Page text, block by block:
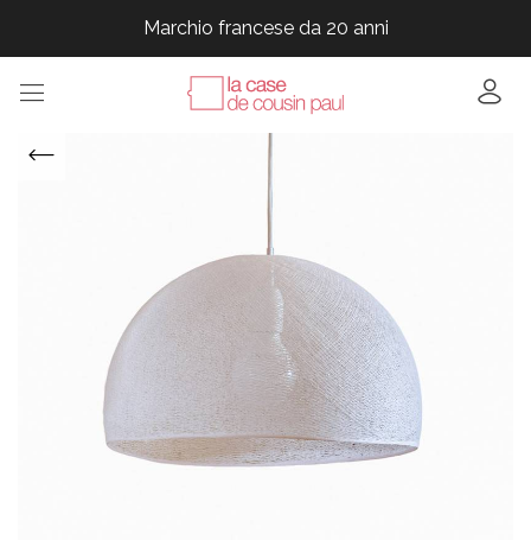
Marchio francese da 20 anni
Marchio francese da 20 anni
Marchio francese da 20 anni